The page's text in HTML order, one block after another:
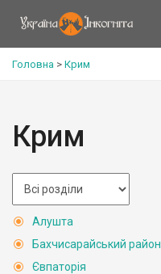
Головна > Крим
Крим
Алушта
Бахчисарайський район
Євпаторія